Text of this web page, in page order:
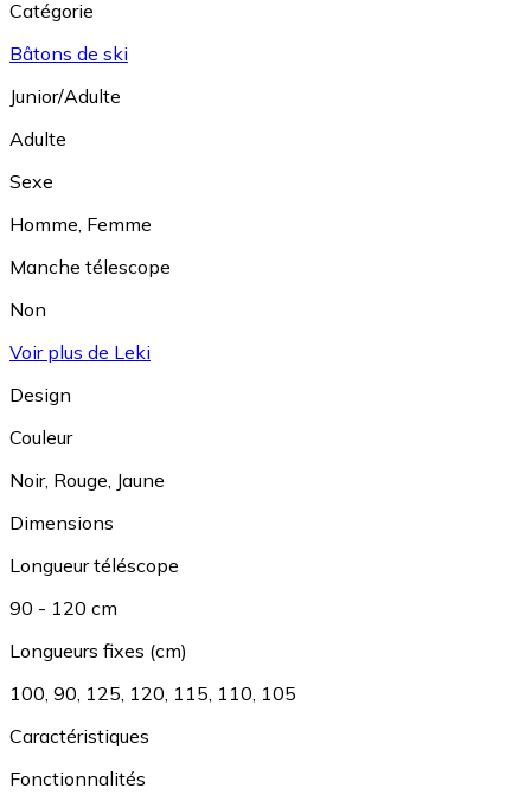
Catégorie
Bâtons de ski
Junior/Adulte
Adulte
Sexe
Homme Femme
Manche télescope
Non
Voir plus de Leki
Design
Couleur
Noir, Rouge Jaune
Dimensions
Longueur téléscope
90 - 120 cm
Longueurs fixes (cm)
100 90 125 120 115 110 105
Caractéristiques
Fonctionnalités